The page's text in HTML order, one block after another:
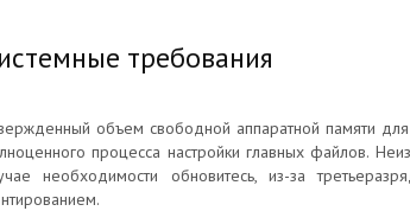
требования
объем свободной аппаратной памяти
процесса настройки главных файлов.
необходимости обновитесь, из-за